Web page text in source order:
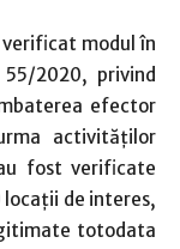
modul în
2020, privind
efector
activităţilor
fost verificate
locaţii de interes,
totodata